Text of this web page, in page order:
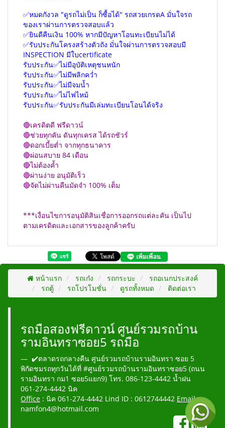
✅หมดกังวล "ดูรถไม่เป็น ก็ซื้อได้" รถสวยเกรดA มั่นใจรถ
ของเราผ่านการตรวจสอบแล้ว
✅ยินดีคืนเงิน 100% หากมีปัญหาโอนทะเบียนไม่ได้
✅รับประกันโครงสร้างตัวถัง มั่นใจผ่านการตรวจสอบมี
INSPECTION มีใบcertificate
รับประกัน✅ไม่มีอุบัติเหตุชนหนัก
รับประกัน✅ไม่มีพลิกคว่ำ
รับประกัน✅ไม่มีจมน้ำ
รับประกัน✅ไม่ไฟไหม้
รับประกัน✅รับประกันมีเล่มทะเบียนโอนได้จริง
🔴เครดิตดี ฟรีดาวน์
🔴ช่วยทุกคัน ดันทุกเครส ได้รถชัวร์
🔴ดอกเบี้ยต่ำ จากทุกธนาคาร
🔴ผ่อนสบาย 84 เดือน
🔴ไม่ต้องค้ำ
🔴ผ่านง่าย อนุมัติเร็ว
🔴จัดไม่ผ่านคืนมัดจำ 100% เต็ม
***เงื่อนไขการอนุมัติสินเชื่อการออกรถแต่ละคัน เป็นไป
ตามเครดิตและเอกสารของลูกค้าครับ
หน้าแรก รถเก๋ง รถกระบะ
รถอเนกประสงค์
รถตู้
รถโปรโมชั่น ดูรถทั้งหมด ติดต่อเรา
รถมือสองฟรีดาวน์ ศูนย์รวมรถบ้าน
รามอินทราซอย5 รถมือ
✔️ตลาดรถกลางคืน ศูนย์รวมรถบ้านรามอินทรา ซอย 5
พิกัดชมรถทุกวันได้ที่ #ศูนย์รวมรถบ้านรามอินทราซอย5 (ถนน
รามอินทรา กม1 ซอย5แยก9) โทร. 086-123-4442 น้ำฝน
061-274-4442 นิค
Office : นิค 061-274-4442 Lind ID : 0612744442 Email:
namfon4@hotmail.com